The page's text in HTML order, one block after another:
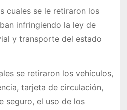
cuales se le retiraron los
infringiendo la ley de
y transporte del estado
se retiraron los vehículos,
tarjeta de circulación,
seguro, el uso de los